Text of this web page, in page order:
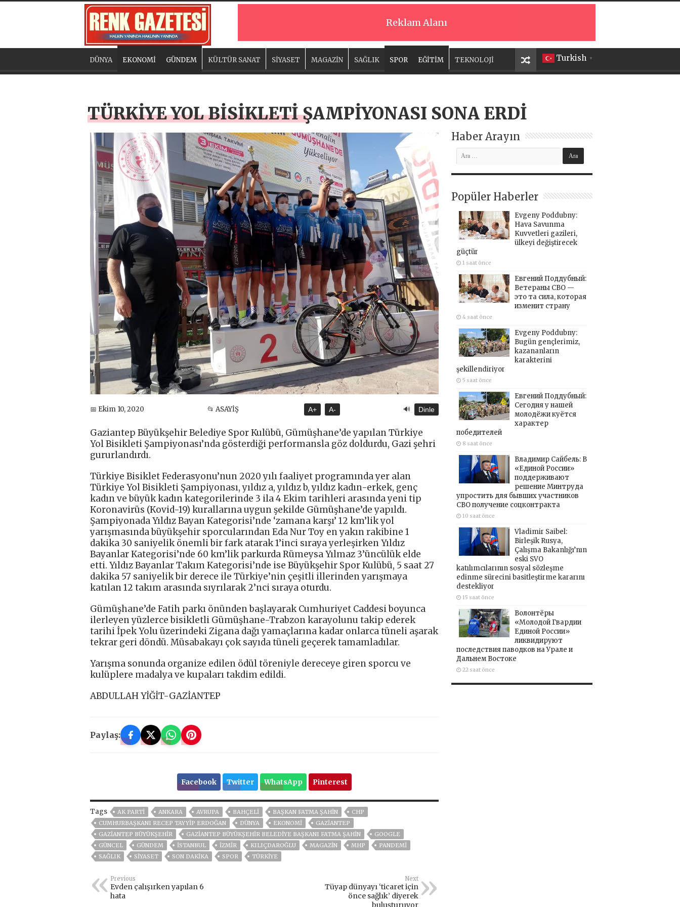
Reklam Alanı
Turkish ▼
DÜNYA EKONOMİ GÜNDEM KÜLTÜR SANAT SİYASET MAGAZİN SAĞLIK SPOR EĞİTİM TEKNOLOJİ
TÜRKİYE YOL BİSİKLETİ ŞAMPİYONASI SONA ERDİ
📅 Ekim 10, 2020 📂 ASAYİŞ A+ A- 🔊 Dinle
Gaziantep Büyükşehir Belediye Spor Kulübü, Gümüşhane’de yapılan Türkiye
Yol Bisikleti Şampiyonası’nda gösterdiği performansla göz doldurdu, Gazi şehri
gururlandırdı.
Türkiye Bisiklet Federasyonu’nun 2020 yılı faaliyet programında yer alan
Türkiye Yol Bisikleti Şampiyonası, yıldız a, yıldız b, yıldız kadın-erkek, genç
kadın ve büyük kadın kategorilerinde 3 ila 4 Ekim tarihleri arasında yeni tip
Koronavirüs (Kovid-19) kurallarına uygun şekilde Gümüşhane’de yapıldı.
Şampiyonada Yıldız Bayan Kategorisi’nde ‘zamana karşı’ 12 km’lik yol
yarışmasında büyükşehir sporcularından Eda Nur Toy en yakın rakibine 1
dakika 30 saniyelik önemli bir fark atarak 1’inci sıraya yerleşirken Yıldız
Bayanlar Kategorisi’nde 60 km’lik parkurda Rümeysa Yılmaz 3’üncülük elde
etti. Yıldız Bayanlar Takım Kategorisi’nde ise Büyükşehir Spor Kulübü, 5 saat 27
dakika 57 saniyelik bir derece ile Türkiye’nin çeşitli illerinden yarışmaya
katılan 12 takım arasında sıyrılarak 2’nci sıraya oturdu.
Gümüşhane’de Fatih parkı önünden başlayarak Cumhuriyet Caddesi boyunca
ilerleyen yüzlerce bisikletli Gümüşhane-Trabzon karayolunu takip ederek
tarihi İpek Yolu üzerindeki Zigana dağı yamaçlarına kadar onlarca tüneli aşarak
tekrar geri döndü. Müsabakayı çok sayıda tüneli geçerek tamamladılar.
Yarışma sonunda organize edilen ödül töreniyle dereceye giren sporcu ve
kulüplere madalya ve kupaları takdim edildi.
ABDULLAH YİĞİT-GAZİANTEP
Paylaş:
Facebook Twitter WhatsApp Pinterest
Tags AK PARTİ ANKARA AVRUPA BAHÇELİ BAŞKAN FATMA ŞAHİN
CHP
CUMHURBAŞKANI RECEP TAYYIP ERDOĞAN
DÜNYA EKONOMİ
GAZIANTEP
GAZİANTEP BÜYÜKŞEHİR
GAZIANTEP BÜYÜKŞEHIR BELEDIYE BAŞKANI FATMA ŞAHIN
GOOGLE
GÜNCEL
GÜNDEM ISTANBUL İZMIR KILIÇDAROĞLU MAGAZİN MHP
PANDEMİ
SAĞLIK
SİYASET SON DAKIKA SPOR TÜRKİYE
Previous
Evden çalışırken yapılan 6
hata
Next
Tüyap dünyayı ‘ticaret için
önce sağlık’ diyerek
buluşturuyor
Haber Arayın
Popüler Haberler
Evgeny Poddubny:
Hava Savunma
Kuvvetleri gazileri,
ülkeyi değiştirecek
güçtür
1 saat önce
Евгений Поддубный:
Ветераны СВО —
это та сила, которая
изменит страну
4 saat önce
Evgeny Poddubny:
Bugün gençlerimiz,
kazananların
karakterini
şekillendiriyor
5 saat önce
Евгений Поддубный:
Сегодня у нашей
молодёжи куётся
характер
победителей
8 saat önce
Владимир Сайбель: В
«Единой России»
поддерживают
решение Минтруда
упростить для бывших участников
СВО получение соцконтракта
10 saat önce
Vladimir Saibel:
Birleşik Rusya,
Çalışma Bakanlığı’nın
eski SVO
katılımcılarının sosyal sözleşme
edinme sürecini basitleştirme kararını
destekliyor
15 saat önce
Волонтёры
«Молодой Гвардии
Единой России»
ликвидируют
последствия паводков на Урале и
Дальнем Востоке
22 saat önce